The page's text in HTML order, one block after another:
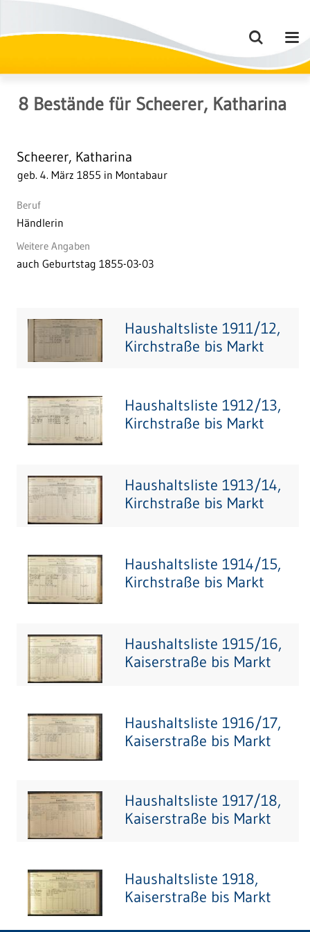
8 Bestände für Scheerer, Katharina
Scheerer, Katharina
geb. 4. März 1855 in Montabaur
Beruf
Händlerin
Weitere Angaben
auch Geburtstag 1855-03-03
Haushaltsliste 1911/12,
Kirchstraße bis Markt
Haushaltsliste 1912/13,
Kirchstraße bis Markt
Haushaltsliste 1913/14,
Kirchstraße bis Markt
Haushaltsliste 1914/15,
Kirchstraße bis Markt
Haushaltsliste 1915/16,
Kaiserstraße bis Markt
Haushaltsliste 1916/17,
Kaiserstraße bis Markt
Haushaltsliste 1917/18,
Kaiserstraße bis Markt
Haushaltsliste 1918,
Kaiserstraße bis Markt